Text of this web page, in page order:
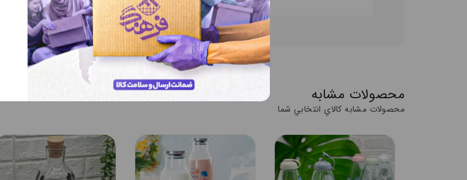
محصولات مشابه
محصولات مشابه کالاي انتخابي شما